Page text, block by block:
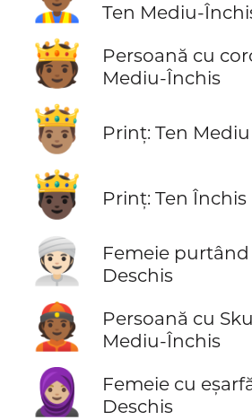
Ten Mediu-
🫅🏾
Persoană cu
Mediu-Închis
🤴🏽 Prinț: Ten Mediu
🤴🏿 Prinț: Ten Închis
👳🏻‍♀️
Femeie
Deschis
👲🏾
Persoană cu
Mediu-Închis
🧕🏼
Femeie cu
Deschis